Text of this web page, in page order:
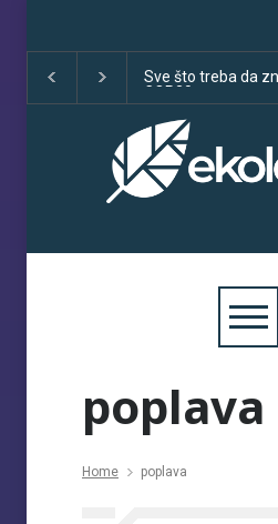
Sve što treba da
COP30
poplava
Home poplava